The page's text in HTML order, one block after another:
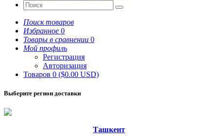
Поиск товаров
Избранное 0
Товары в сравнении 0
Мой профиль
Регистрация
Авторизация
Товаров 0 ($0.00 USD)
Выберите регион доставки
Ташкент